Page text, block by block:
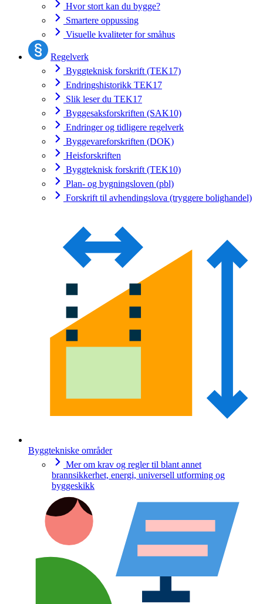
Hvor stort kan du bygge?
Smartere oppussing
Visuelle kvaliteter for småhus
Regelverk
Byggteknisk forskrift (TEK17)
Endringshistorikk TEK17
Slik leser du TEK17
Byggesaksforskriften (SAK10)
Endringer og tidligere regelverk
Byggevareforskriften (DOK)
Heisforskriften
Byggteknisk forskrift (TEK10)
Plan- og bygningsloven (pbl)
Forskrift til avhendingslova (tryggere bolighandel)
Byggtekniske områder
Mer om krav og regler til blant annet
brannsikkerhet, energi, universell utforming og
byggeskikk